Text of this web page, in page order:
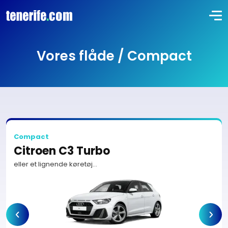
Vores flåde / Compact
Compact
Citroen C3 Turbo
eller et lignende køretøj…